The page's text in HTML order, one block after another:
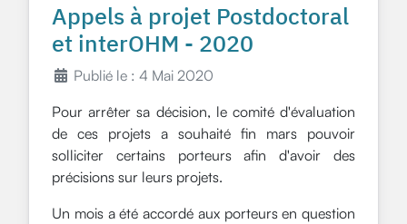
Appels à projet Postdoctoral
et interOHM - 2020
Publié le : 4 Mai 2020
Pour arrêter sa décision, le comité d'évaluation
de ces projets a souhaité fin mars pouvoir
solliciter certains porteurs afin d'avoir des
précisions sur leurs projets.
Un mois a été accordé aux porteurs en question